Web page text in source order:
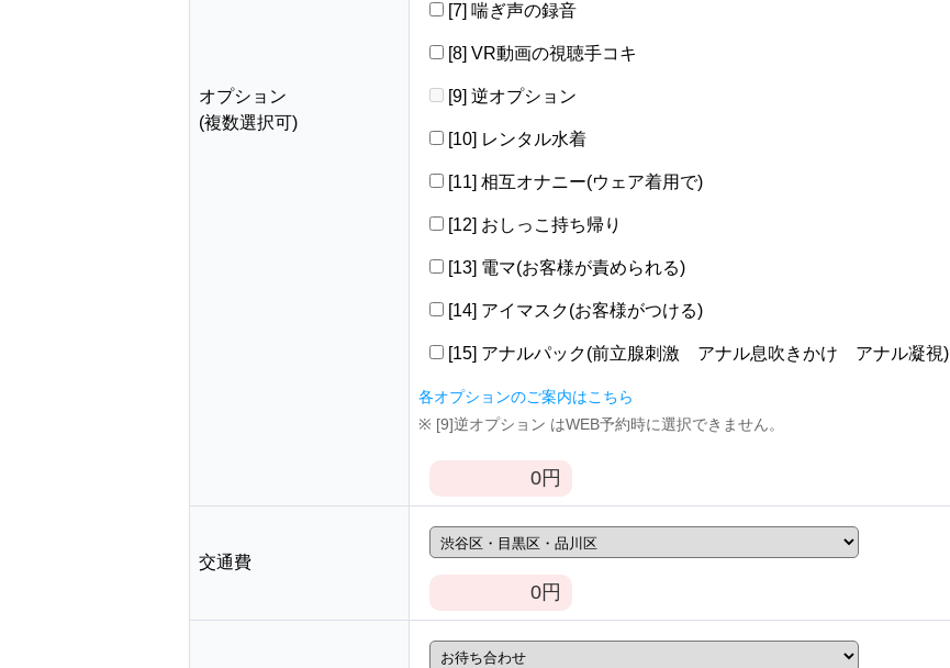
オプション
(複数選択可)
[7] 喘ぎ声の録音
[8] VR動画の視聴手コキ
[9] 逆オプション
[10] レンタル水着
[11] 相互オナニー(ウェア着用で)
[12] おしっこ持ち帰り
[13] 電マ(お客様が責められる)
[14] アイマスク(お客様がつける)
[15] アナルパック(前立腺刺激 アナル息吹きかけ アナル凝視)
各オプションのご案内はこちら
※ [9]逆オプション はWEB予約時に選択できません。
0円
交通費
0円